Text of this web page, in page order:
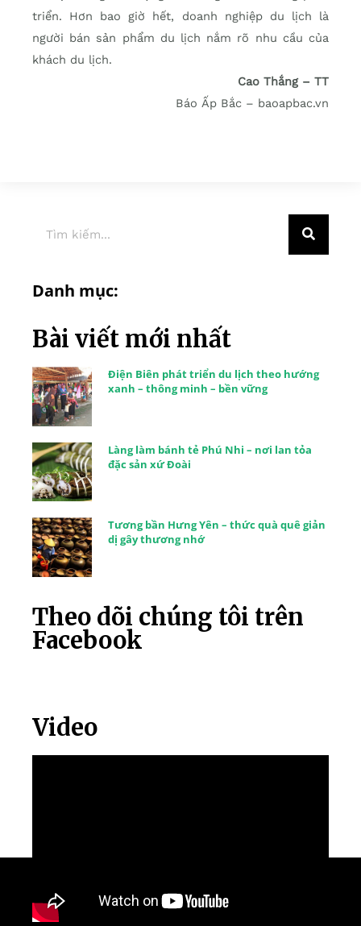
triển. Hơn bao giờ hết, doanh nghiệp du lịch là
người bán sản phẩm du lịch nắm rõ nhu cầu của
khách du lịch.
Cao Thắng – TT
Báo Ấp Bắc – baoapbac.vn
Danh mục:
Bài viết mới nhất
Điện Biên phát triển du lịch theo hướng
xanh – thông minh – bền vững
Làng làm bánh tẻ Phú Nhi – nơi lan tỏa
đặc sản xứ Đoài
Tương bần Hưng Yên – thức quà quê giản
dị gây thương nhớ
Theo dõi chúng tôi trên
Facebook
Video